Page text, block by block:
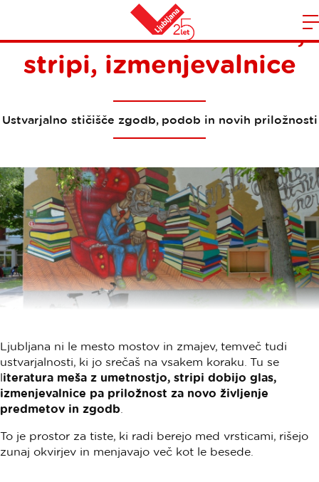
Domov
Umetnost in literatura,
stripi, izmenjevalnice
Ustvarjalno stičišče zgodb, podob in novih priložnosti
Ljubljana ni le mesto mostov in zmajev, temveč tudi
ustvarjalnosti, ki jo srečaš na vsakem koraku. Tu se
literatura meša z umetnostjo, stripi dobijo glas,
izmenjevalnice pa priložnost za novo življenje
predmetov in zgodb
To je prostor za tiste, ki radi berejo med vrsticami, rišejo
zunaj okvirjev in menjavajo več kot le besede.